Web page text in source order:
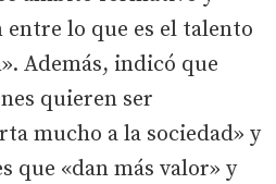
lo que es el talento
Además, indicó que
quieren ser
mucho a la sociedad» y
que «dan más valor» y